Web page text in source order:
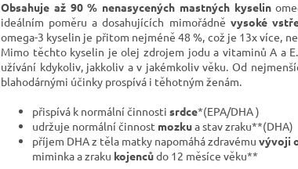
Obsahuje až 90 % nenasycených mastných kyselin
ideálním poměru a dosahujících mimořádně vysoké
omega-3 kyselin je přitom nejméně 48 %, což je 13x více,
Mimo těchto kyselin je olej zdrojem jodu a vitaminů A a
užívání kdykoliv, jakkoliv a v jakémkoliv věku. Od
blahodárnými účinky prospívá i těhotným ženám.
přispívá k normální činnosti srdce*(EPA/DHA )
udržuje normální činnost mozkua stav zraku**(DHA)
příjem DHA z těla matky napomáhá zdravému vývoji
miminka a zraku kojencůdo 12 měsíce věku**